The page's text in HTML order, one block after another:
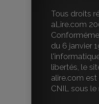
Tous droits
aLire.com
du 6 janvier
libertés, le
alire.com
CNIL sous le